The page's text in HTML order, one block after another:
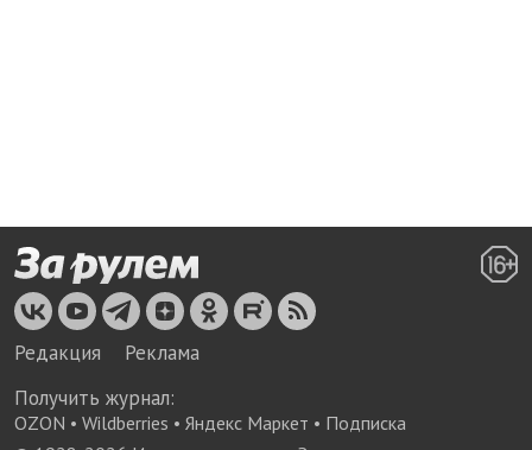
Редакция
Реклама
Получить журнал:
OZON • Wildberries • Яндекс Маркет • Подписка